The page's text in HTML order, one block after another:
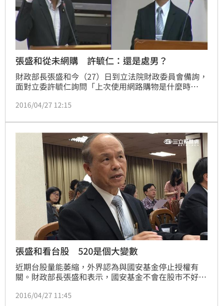
張盛和從未網購 許毓仁：還是處男？
財政部長張盛和今（27）日到立法院財政委員會備詢，
面對立委許毓仁詢問「上次使用網路購物是什麼時
購物。對此許毓仁質疑，「所以部長還是網購的處男？
2016/04/27 12:15
張盛和看台股 520是個大變數
近期台股量能萎縮，外界認為與國安基金停止授權有
關。財政部長張盛和表示，國安基金不會在股市不好的
民心中很大變數」。
2016/04/27 11:45